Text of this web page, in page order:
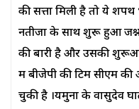
की सत्ता मिली है तो ये
नतीजों के साथ शुरू हुआ
की बारी है और उसकी
में बीजेपी की टिम सीएम
चुकी है ।यमुना के वासुदेव